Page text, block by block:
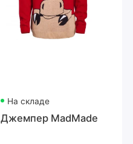
На складе
Джемпер MadMade